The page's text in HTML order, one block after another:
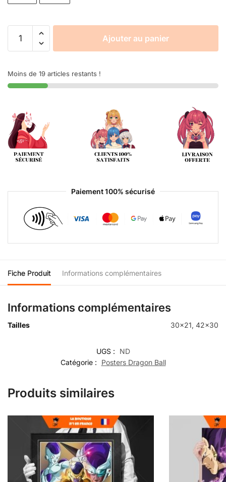
Ajouter au panier
Moins de 19 articles restants !
Paiement 100% sécurisé
Fiche Produit Informations complémentaires
Informations complémentaires
Tailles 30×21, 42×30
UGS :
ND
Catégorie :
Posters Dragon Ball
Produits similaires